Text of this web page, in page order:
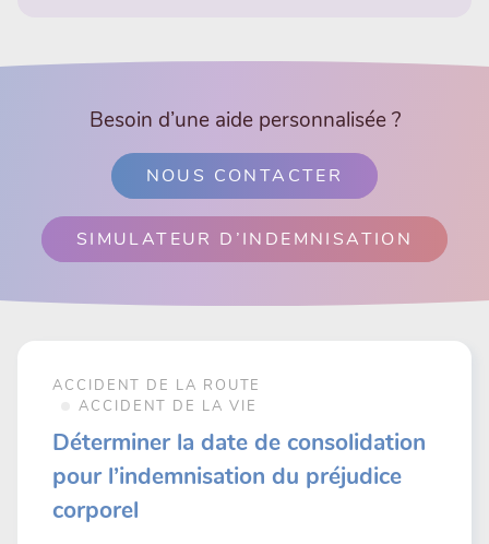
Besoin d’une aide personnalisée ?
NOUS CONTACTER
SIMULATEUR D’INDEMNISATION
ACCIDENT DE LA ROUTE
ACCIDENT DE LA VIE
Déterminer la date de consolidation
pour l’indemnisation du préjudice
corporel